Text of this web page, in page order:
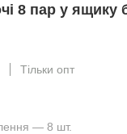
8 пар у ящику
Тільки опт
— 8 шт.